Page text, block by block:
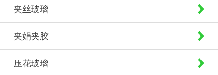
夹丝玻璃
夹娟夹胶
压花玻璃